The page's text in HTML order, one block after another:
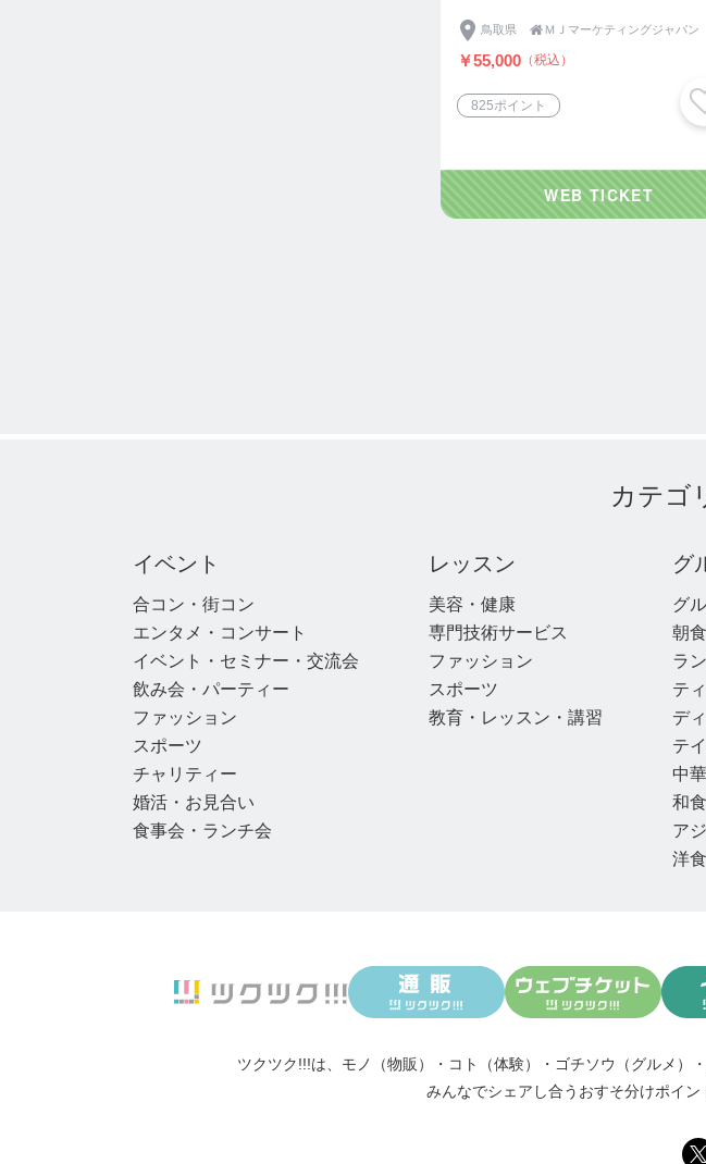
鳥取県  ＭＪマーケティングジャパン
￥55,000 （税込）
825ポイント
カテゴ
イベント
合コン・街コン
エンタメ・コンサート
イベント・セミナー・交流会
飲み会・パーティー
ファッション
スポーツ
チャリティー
婚活・お見合い
食事会・ランチ会
レッスン
美容・健康
専門技術サービス
ファッション
スポーツ
教育・レッスン・講習
グ
グ
朝食
ラ
テ
デ
テ
中華
和食
ア
洋食
ツクツク!!!は、 モノ（物販） ・ コト（体験） ・ ゴチソウ（グルメ） ・
みんなでシェアし合う おすそ分けポイン